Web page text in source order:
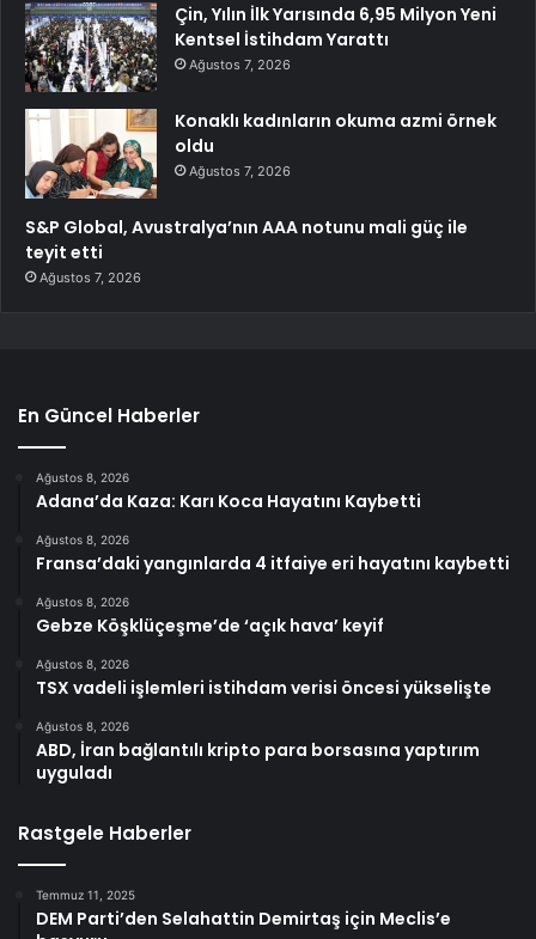
Çin, Yılın İlk Yarısında 6,95 Milyon Yeni
Kentsel İstihdam Yarattı
Ağustos 7, 2026
Konaklı kadınların okuma azmi örnek
oldu
Ağustos 7, 2026
S&P Global, Avustralya’nın AAA notunu mali güç ile
teyit etti
Ağustos 7, 2026
En Güncel Haberler
Ağustos 8, 2026
Adana’da Kaza: Karı Koca Hayatını Kaybetti
Ağustos 8, 2026
Fransa’daki yangınlarda 4 itfaiye eri hayatını kaybetti
Ağustos 8, 2026
Gebze Köşklüçeşme’de ‘açık hava’ keyif
Ağustos 8, 2026
TSX vadeli işlemleri istihdam verisi öncesi yükselişte
Ağustos 8, 2026
ABD, İran bağlantılı kripto para borsasına yaptırım
uyguladı
Rastgele Haberler
Temmuz 11, 2025
DEM Parti’den Selahattin Demirtaş için Meclis’e